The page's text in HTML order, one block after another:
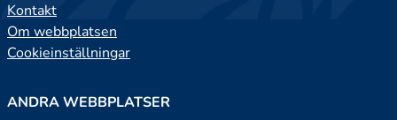
Kontakt
Om webbplatsen
Cookieinställningar
ANDRA WEBBPLATSER